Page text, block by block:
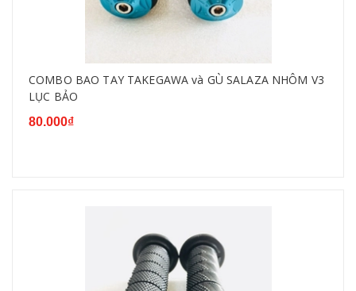
COMBO BAO TAY TAKEGAWA và GÙ SALAZA NHÔM V3
LỤC BẢO
80.000₫